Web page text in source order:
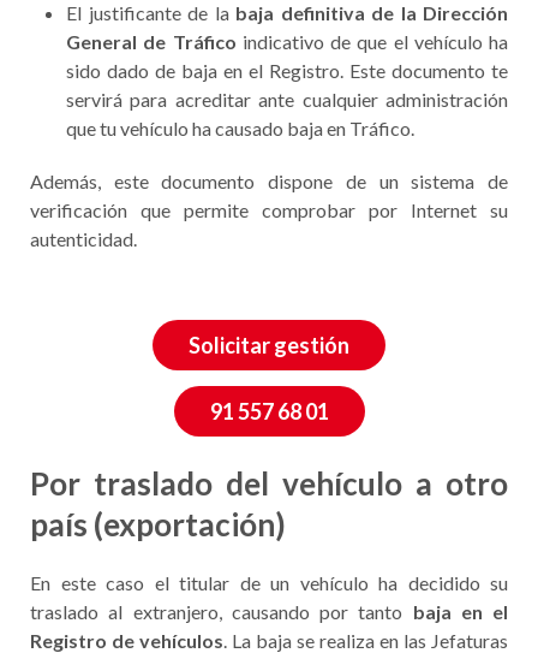
El justificante de la baja definitiva de la Dirección
General de Tráfico indicativo de que el vehículo ha
sido dado de baja en el Registro. Este documento te
servirá para acreditar ante cualquier administración
que tu vehículo ha causado baja en Tráfico.
Además, este documento dispone de un sistema de
verificación que permite comprobar por Internet su
autenticidad.
Solicitar gestión
91 557 68 01
Por traslado del vehículo a otro
país (exportación)
En este caso el titular de un vehículo ha decidido su
traslado al extranjero, causando por tanto baja en el
Registro de vehículos. La baja se realiza en las Jefaturas